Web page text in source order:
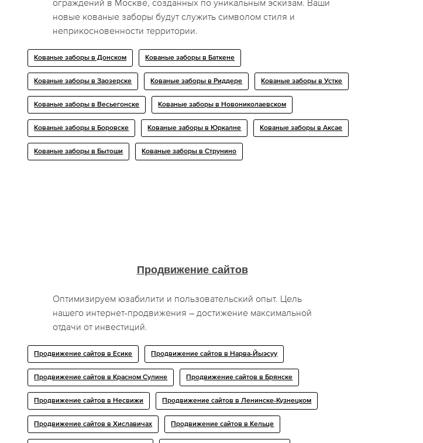
ограждений в Москве, созданных по уникальным эскизам. Ваши
новые кованые заборы будут служить символом стиля и
неприкосновенности территории.
Кованые заборы в Донском Кованые заборы в Баткене
Кованые заборы в Заозерске Кованые заборы в Риддере Кованые заборы в Устке
Кованые заборы в Весьегонске Кованые заборы в Новониколаевском
Кованые заборы в Боровске Кованые заборы в Юркалне Кованые заборы в Аксае
Кованые заборы в Бытоши Кованые заборы в Струнино
Продвижение сайтов
Оптимизируем юзабилити и пользовательский опыт. Цель
нашего интернет-продвижения – достижение максимальной
отдачи от инвестиций.
Продвижение сайтов в Есике Продвижение сайтов в Нарва-Йыэсуу
Продвижение сайтов в Красном Сулине Продвижение сайтов в Брянске
Продвижение сайтов в Несвижи Продвижение сайтов в Ленинске-Кузнецком
Продвижение сайтов в Хиславичах Продвижение сайтов в Кельце